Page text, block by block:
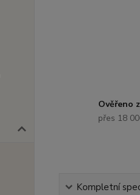
Ověřeno
přes 18
Kompletní